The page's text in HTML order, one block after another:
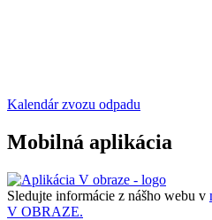
Kalendár zvozu odpadu
Mobilná aplikácia
Sledujte informácie z nášho webu v
V OBRAZE.